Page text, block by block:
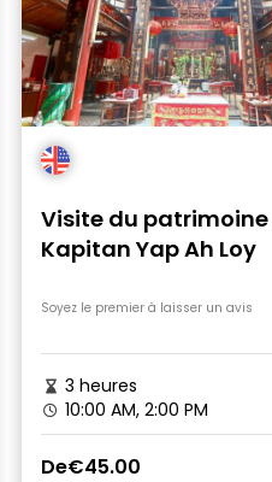
Visite du
Kapitan Yap Ah Loy
Soyez le premier à laisser un avis
3 heures
10:00 AM, 2:00 PM
De€45.00